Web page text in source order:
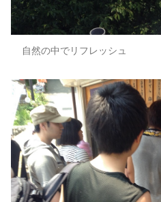
自然の中でリフレッシュ